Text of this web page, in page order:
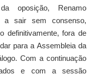
oposição, Renamo
a sair sem consenso,
definitivamente, fora de
para a Assembleia da
Com a continuação
e com a sessão